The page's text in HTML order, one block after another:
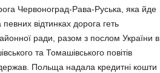
Червоноград-Рава-Руська, яка йде
відтинках дорога геть
ради, разом з послом України в
та Томашівського повітів
Польща надала кредитні кошти